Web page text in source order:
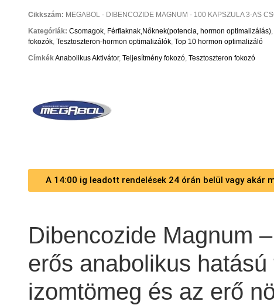
Cikkszám: MEGABOL - DIBENCOZIDE MAGNUM - 100 KAPSZULA 3-AS
Kategóriák: Csomagok, Férfiaknak,Nőknek(potencia, hormon optimalizálás),
fokozók, Tesztoszteron-hormon optimalizálók, Top 10 hormon optimalizáló
CímkékAnabolikus Aktivátor, Teljesítmény fokozó, Tesztoszteron fokozó
A 14:00 ig leadott rendelések 24 órán belül vagy akár
Dibencozide Magnum
erős anabolikus hatású
izomtömeg és az erő